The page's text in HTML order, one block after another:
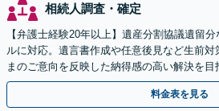
相続人調査・確定
【弁護士経験20年以上】遺産分割協議遺留
ルに対応。遺言書作成や任意後見など生前対
まのご意向を反映した納得感の高い解決を
無料】【電話相談・web面談可】【千葉中央
料金表を見る